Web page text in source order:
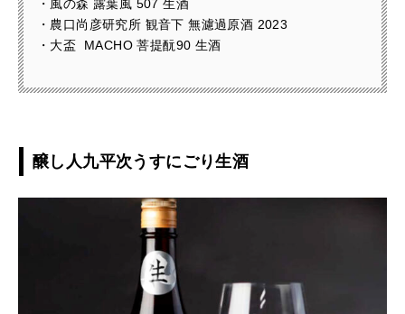
・風の森 露葉風 507 生酒
・農口尚彦研究所 観音下 無濾過原酒 2023
・大盃 MACHO 菩提酛90 生酒
醸し人九平次うすにごり生酒